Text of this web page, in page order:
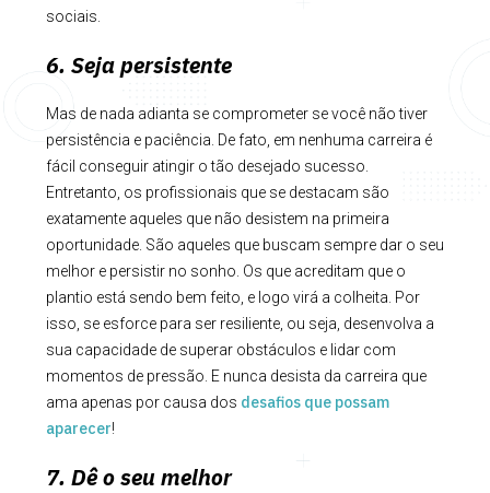
sociais.
6. Seja persistente
Mas de nada adianta se comprometer se você não tiver
persistência e paciência. De fato, em nenhuma carreira é
fácil conseguir atingir o tão desejado sucesso.
Entretanto, os profissionais que se destacam são
exatamente aqueles que não desistem na primeira
oportunidade. São aqueles que buscam sempre dar o seu
melhor e persistir no sonho. Os que acreditam que o
plantio está sendo bem feito, e logo virá a colheita. Por
isso, se esforce para ser resiliente, ou seja, desenvolva a
sua capacidade de superar obstáculos e lidar com
momentos de pressão. E nunca desista da carreira que
ama apenas por causa dos desafios que possam
aparecer!
7. Dê o seu melhor